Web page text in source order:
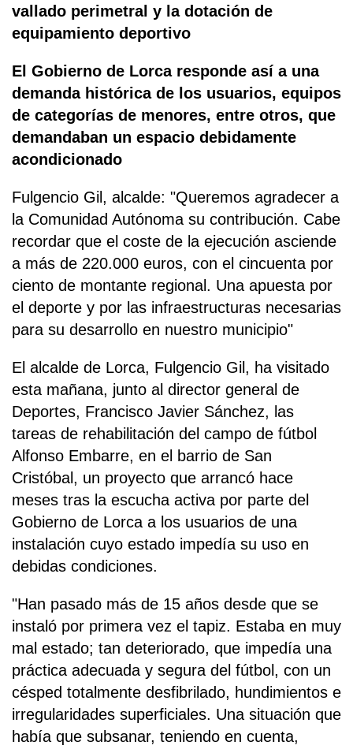
vallado perimetral y la dotación de
equipamiento deportivo
El Gobierno de Lorca responde así a una
demanda histórica de los usuarios, equipos
de categorías de menores, entre otros, que
demandaban un espacio debidamente
acondicionado
Fulgencio Gil, alcalde: "Queremos agradecer a
la Comunidad Autónoma su contribución. Cabe
recordar que el coste de la ejecución asciende
a más de 220.000 euros, con el cincuenta por
ciento de montante regional. Una apuesta por
el deporte y por las infraestructuras necesarias
para su desarrollo en nuestro municipio"
El alcalde de Lorca, Fulgencio Gil, ha visitado
esta mañana, junto al director general de
Deportes, Francisco Javier Sánchez, las
tareas de rehabilitación del campo de fútbol
Alfonso Embarre, en el barrio de San
Cristóbal, un proyecto que arrancó hace
meses tras la escucha activa por parte del
Gobierno de Lorca a los usuarios de una
instalación cuyo estado impedía su uso en
debidas condiciones.
"Han pasado más de 15 años desde que se
instaló por primera vez el tapiz. Estaba en muy
mal estado; tan deteriorado, que impedía una
práctica adecuada y segura del fútbol, con un
césped totalmente desfibrilado, hundimientos e
irregularidades superficiales. Una situación que
había que subsanar, teniendo en cuenta,